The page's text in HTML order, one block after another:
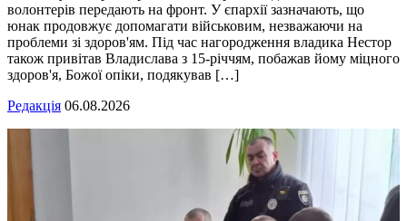
волонтерів передають на фронт. У єпархії зазначають, що
юнак продовжує допомагати військовим, незважаючи на
проблеми зі здоров'ям. Під час нагородження владика Нестор
також привітав Владислава з 15-річчям, побажав йому міцного
здоров'я, Божої опіки, подякував […]
Редакція 06.08.2026